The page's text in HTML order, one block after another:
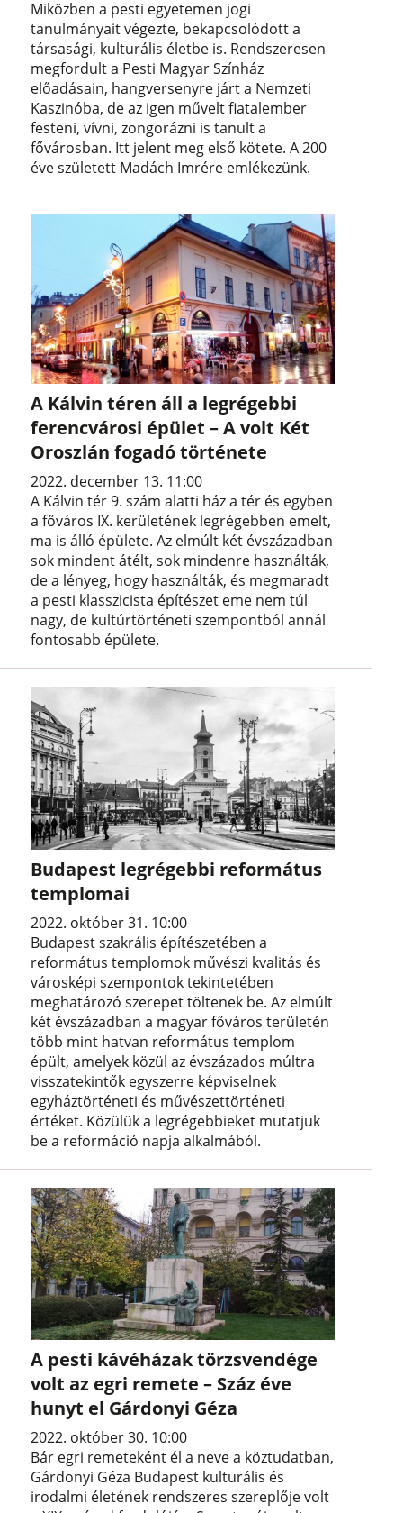
Miközben a pesti egyetemen jogi
tanulmányait végezte, bekapcsolódott a
társasági, kulturális életbe is. Rendszeresen
megfordult a Pesti Magyar Színház
előadásain, hangversenyre járt a Nemzeti
Kaszinóba, de az igen művelt fiatalember
festeni, vívni, zongorázni is tanult a
fővárosban. Itt jelent meg első kötete. A 200
éve született Madách Imrére emlékezünk.
A Kálvin téren áll a legrégebbi
ferencvárosi épület – A volt Két
Oroszlán fogadó története
2022. december 13. 11:00
A Kálvin tér 9. szám alatti ház a tér és egyben
a főváros IX. kerületének legrégebben emelt,
ma is álló épülete. Az elmúlt két évszázadban
sok mindent átélt, sok mindenre használták,
de a lényeg, hogy használták, és megmaradt
a pesti klasszicista építészet eme nem túl
nagy, de kultúrtörténeti szempontból annál
fontosabb épülete.
Budapest legrégebbi református
templomai
2022. október 31. 10:00
Budapest szakrális építészetében a
református templomok művészi kvalitás és
városképi szempontok tekintetében
meghatározó szerepet töltenek be. Az elmúlt
két évszázadban a magyar főváros területén
több mint hatvan református templom
épült, amelyek közül az évszázados múltra
visszatekintők egyszerre képviselnek
egyháztörténeti és művészettörténeti
értéket. Közülük a legrégebbieket mutatjuk
be a reformáció napja alkalmából.
A pesti kávéházak törzsvendége
volt az egri remete – Száz éve
hunyt el Gárdonyi Géza
2022. október 30. 10:00
Bár egri remeteként él a neve a köztudatban,
Gárdonyi Géza Budapest kulturális és
irodalmi életének rendszeres szereplője volt